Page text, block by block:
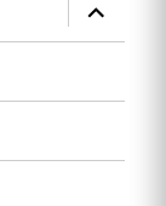
menu
potomne